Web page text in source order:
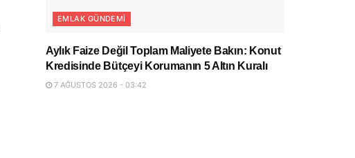
EMLAK GÜNDEMI
Aylık Faize Değil Toplam Maliyete Bakın: Konut
Kredisinde Bütçeyi Korumanın 5 Altın Kuralı
7 AĞUSTOS 2026 - 03:42